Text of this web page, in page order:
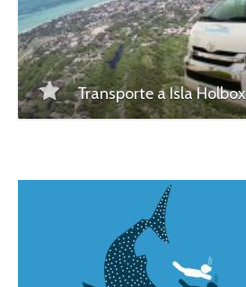
Transporte a Isla Holbox